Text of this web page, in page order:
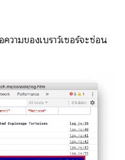
ความของเบราว์เซอร์จะซ่อน